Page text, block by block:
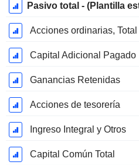
Pasivo total - (Plantilla
Acciones ordinarias, Total
Capital Adicional Pagado
Ganancias Retenidas
Acciones de tesorería
Ingreso Integral y Otros
Capital Común Total